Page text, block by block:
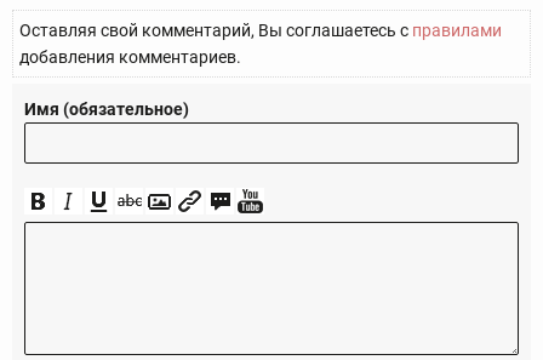
Оставляя свой комментарий, Вы соглашаетесь с правилами
добавления комментариев.
Имя (обязательное)